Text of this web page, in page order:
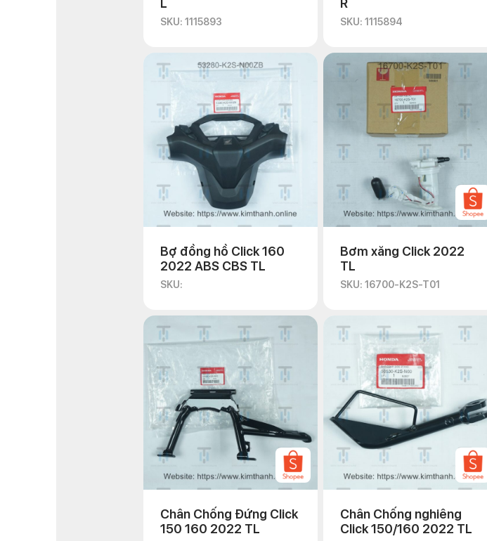
L
SKU: 1115893
R
SKU: 1115894
Bợ đồng hồ Click 160
2022 ABS CBS TL
SKU:
Bơm xăng Click 2022
TL
SKU: 16700-K2S-T01
Chân Chống Đứng Click
150 160 2022 TL
Chân Chống nghiêng
Click 150/160 2022 TL